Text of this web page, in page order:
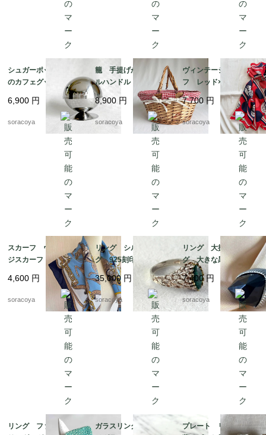
シュガーポット パリ
のカフェグッズ お砂
糖入れ ドーム型 カ
フェインテリア 12twd
6,900 円
soracoya
籠 手提げかご ダブ
ルハンドル バスケッ
ト パニエ ピクニッ
ク 12otek18
8,900 円
soracoya
ヴィンテージスカー
フ レッド×ネイビー
バルーン ドット柄
シルク フランス 19
acm31-5
7,700円
soracoya
スカーフ ヴィンテー
ジスカーフ ネイビー
フレーム 馬 騎兵隊
12acet15
4,600 円
soracoya
リング シルバーリン
グ 925刻印 クジャ
ク石 マラカート 13
号 グリーンマーブル
ストーン 銀細工 天
然石
35,000 円
soracoya
リング 大振りリン
グ 大きな黒い飾り 1
4号 12acef15
7,400円
soracoya
リング ファッション
ガラスリング ムラー
プレート リーフ型